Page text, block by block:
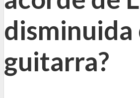
disminuida
guitarra?